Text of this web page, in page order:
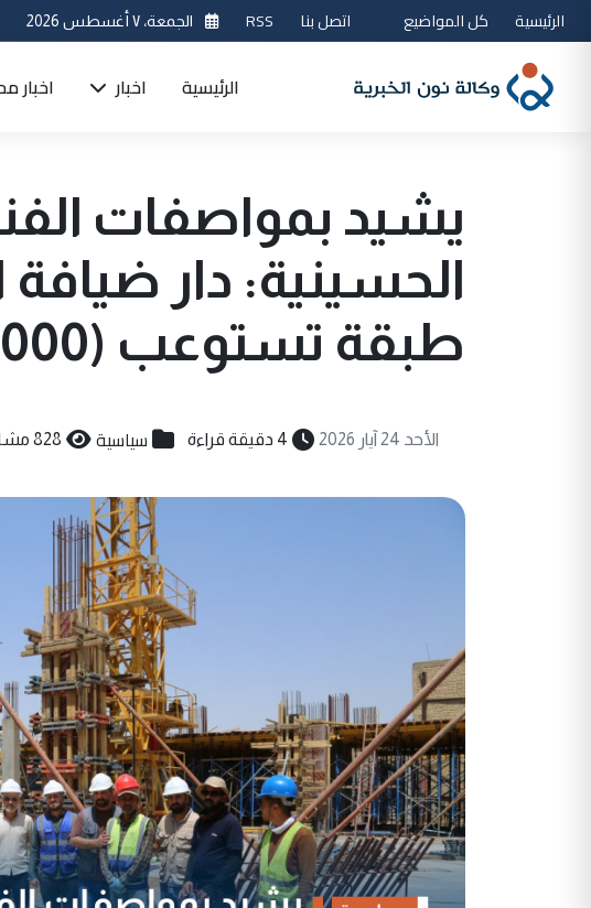
الرئيسية كل المواضيع اتصل بنا RSS الجمعة، ٧ أغسطس 2026
الرئيسية اخبار اخبار
يشيد بمواصفات
طبقة تستوعب (1000) شخص
الأحد 24 آيار 2026 4 دقيقة قراءة سياسية 828 مشاهدة